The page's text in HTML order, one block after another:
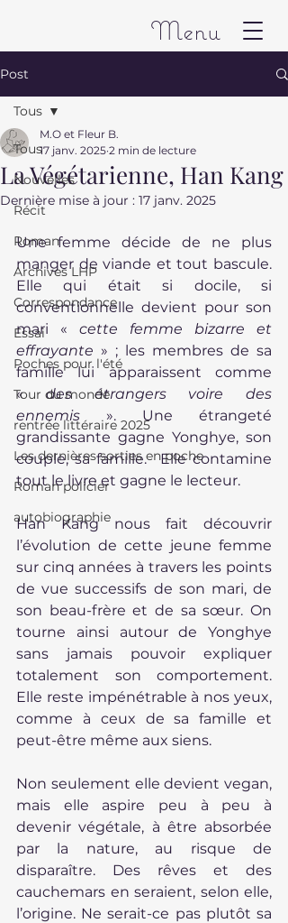
Menu
Post
Tous
Nouvelles
Récit
Roman
Archives LHP
Correspondance
Essai
Poches pour l'été
Tour du monde
rentrée littéraire 2025
Les dernières sorties en poche
Roman policier
autobiographie
Tous
La Végétarienne, Han Kang
M.O et Fleur B.
17 janv. 2025 2 min de lecture
Dernière mise à jour : 17 janv. 2025
Une femme décide de ne plus
manger de viande et tout bascule.
Elle qui était si docile, si
conventionnelle devient pour son
mari « cette femme bizarre et
effrayante » ; les membres de sa
famille lui apparaissent comme
« des étrangers voire des
ennemis ». Une étrangeté
grandissante gagne Yonghye, son
couple, sa famille.  Elle contamine
tout le livre et gagne le lecteur.
Han Kang nous fait découvrir
l’évolution de cette jeune femme
sur cinq années à travers les points
de vue successifs de son mari, de
son beau-frère et de sa sœur. On
tourne ainsi autour de Yonghye
sans jamais pouvoir expliquer
totalement son comportement.
Elle reste impénétrable à nos yeux,
comme à ceux de sa famille et
peut-être même aux siens.
Non seulement elle devient vegan,
mais elle aspire peu à peu à
devenir végétale, à être absorbée
par la nature, au risque de
disparaître. Des rêves et des
cauchemars en seraient, selon elle,
l’origine. Ne serait-ce pas plutôt sa